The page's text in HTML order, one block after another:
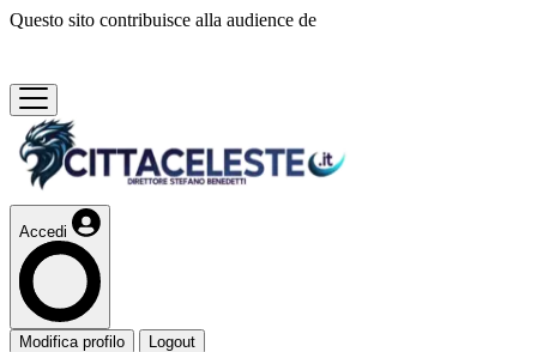
Questo sito contribuisce alla audience de
Accedi
Modifica profilo Logout